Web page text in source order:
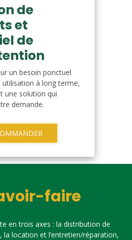
de
et
de
un besoin ponctuel
utilisation à long terme,
une solution qui
demande.
faire
en trois axes : la distribution de
location et l’entretien/réparation,